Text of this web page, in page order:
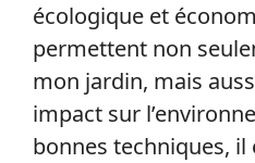
écologique et
permettent non
mon jardin, mais
impact sur
bonnes techniques, il